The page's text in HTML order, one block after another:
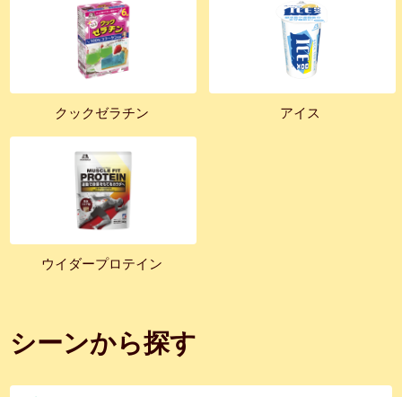
クックゼラチン アイス
ウイダープロテイン
シーンから探す